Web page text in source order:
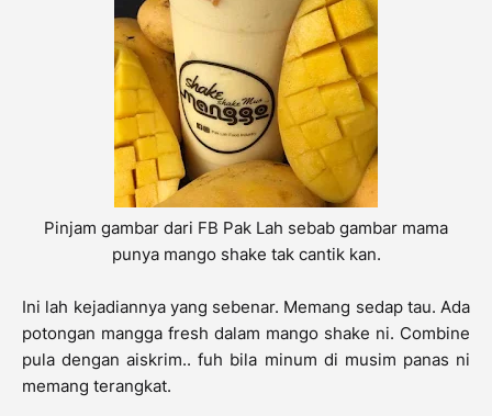
Pinjam gambar dari FB Pak Lah sebab gambar mama
punya mango shake tak cantik kan.
Ini lah kejadiannya yang sebenar. Memang sedap tau. Ada
potongan mangga fresh dalam mango shake ni. Combine
pula dengan aiskrim.. fuh bila minum di musim panas ni
memang terangkat.